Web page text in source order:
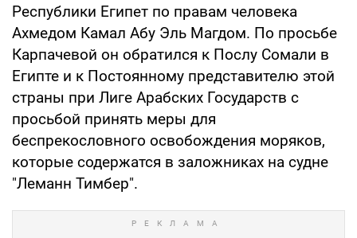
Республики Египет по правам человека
Ахмедом Камал Абу Эль Магдом. По просьбе
Карпачевой он обратился к Послу Сомали в
Египте и к Постоянному представителю этой
страны при Лиге Арабских Государств с
просьбой принять меры для
беспрекословного освобождения моряков,
которые содержатся в заложниках на судне
"Леманн Тимбер".